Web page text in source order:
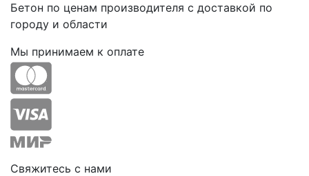
Бетон по ценам производителя с доставкой по
городу и области
Мы принимаем к оплате
Свяжитесь с нами